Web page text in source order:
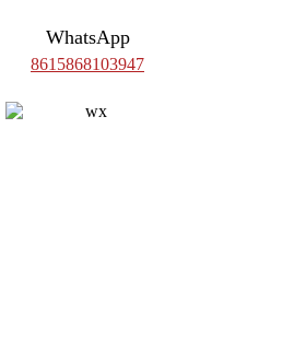
WhatsApp
8615868103947